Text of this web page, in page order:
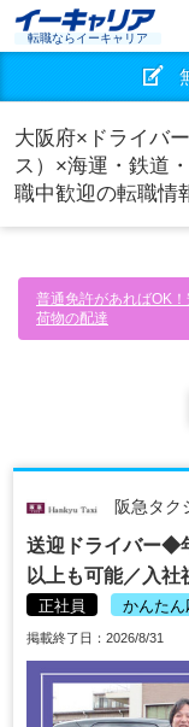
転職ならイーキャリア
大阪府×ドライバ
ス）×海運・鉄道
職中歓迎の転職情
普通免許があればOK
荷物の配達
阪急タク
送迎ドライバー◆
以上も可能／入
正社員 かんたん
掲載終了日：2026/8/31